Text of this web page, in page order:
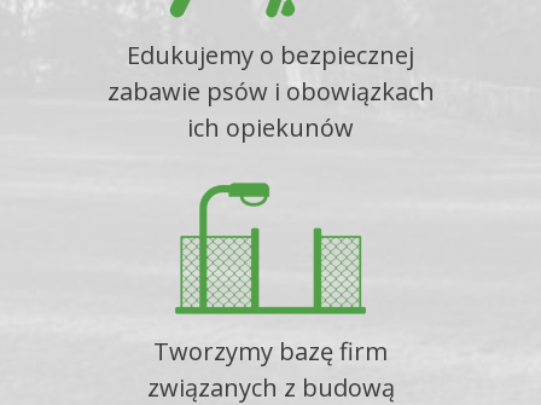
Edukujemy o bezpiecznej
zabawie psów i obowiązkach
ich opiekunów
Tworzymy bazę firm
związanych z budową